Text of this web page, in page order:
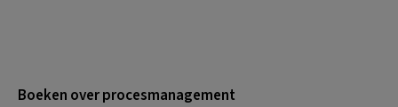
Boeken over procesmanagement